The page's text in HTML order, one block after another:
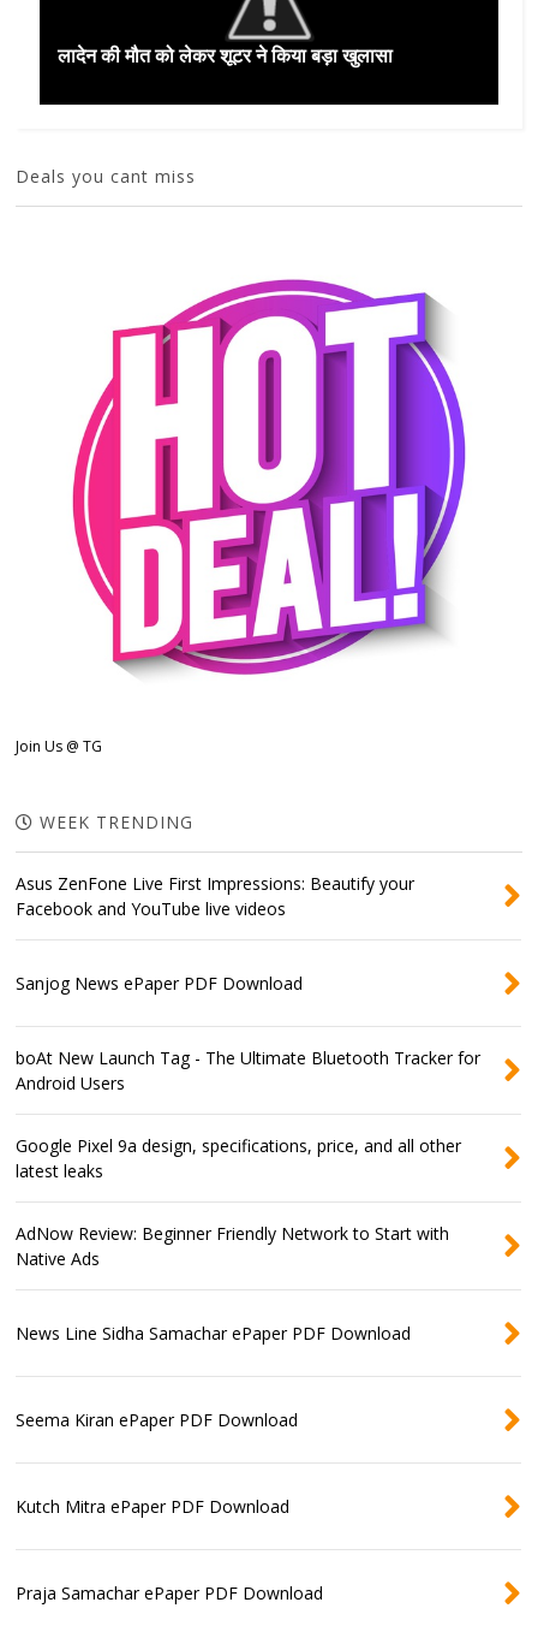
लादेन की मौत को लेकर शूटर ने किया बड़ा खुलासा
Deals you cant miss
Join Us @ TG
WEEK TRENDING
Asus ZenFone Live First Impressions: Beautify your
Facebook and YouTube live videos
Sanjog News ePaper PDF Download
boAt New Launch Tag - The Ultimate Bluetooth Tracker for
Android Users
Google Pixel 9a design, specifications, price, and all other
latest leaks
AdNow Review: Beginner Friendly Network to Start with
Native Ads
News Line Sidha Samachar ePaper PDF Download
Seema Kiran ePaper PDF Download
Kutch Mitra ePaper PDF Download
Praja Samachar ePaper PDF Download